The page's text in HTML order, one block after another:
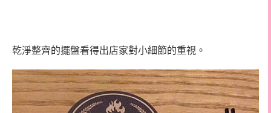
乾淨整齊的擺盤看得出店家對小細節的重視。